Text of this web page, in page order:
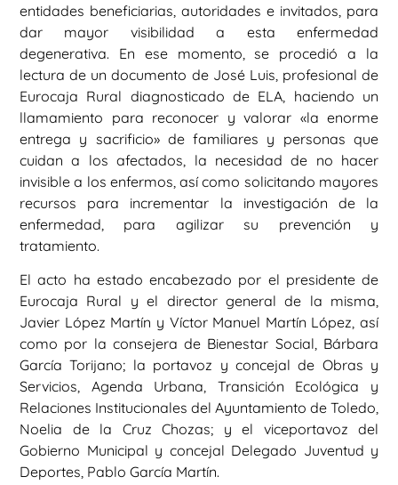
entidades beneficiarias, autoridades e invitados, para
dar mayor visibilidad a esta enfermedad
degenerativa. En ese momento, se procedió a la
lectura de un documento de José Luis, profesional de
Eurocaja Rural diagnosticado de ELA, haciendo un
llamamiento para reconocer y valorar «la enorme
entrega y sacrificio» de familiares y personas que
cuidan a los afectados, la necesidad de no hacer
invisible a los enfermos, así como solicitando mayores
recursos para incrementar la investigación de la
enfermedad, para agilizar su prevención y
tratamiento.
El acto ha estado encabezado por el presidente de
Eurocaja Rural y el director general de la misma,
Javier López Martín y Víctor Manuel Martín López, así
como por la consejera de Bienestar Social, Bárbara
García Torijano; la portavoz y concejal de Obras y
Servicios, Agenda Urbana, Transición Ecológica y
Relaciones Institucionales del Ayuntamiento de Toledo,
Noelia de la Cruz Chozas; y el viceportavoz del
Gobierno Municipal y concejal Delegado Juventud y
Deportes, Pablo García Martín.